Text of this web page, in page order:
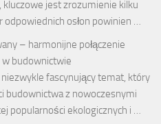
kluczowe jest zrozumienie kilku
osłon powinien …
– harmonijne połączenie
budownictwie
fascynujący temat, który
budownictwa z nowoczesnymi
popularności ekologicznych i …